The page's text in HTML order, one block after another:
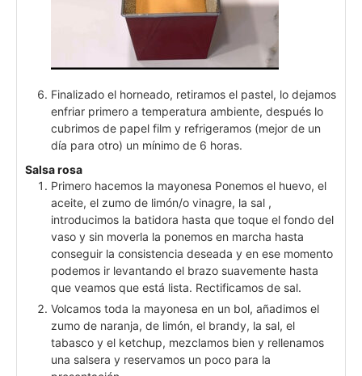
Finalizado el horneado, retiramos el pastel, lo dejamos
enfriar primero a temperatura ambiente, después lo
cubrimos de papel film y refrigeramos (mejor de un
día para otro) un mínimo de 6 horas.
Salsa rosa
Primero hacemos la mayonesa Ponemos el huevo, el
aceite, el zumo de limón/o vinagre, la sal ,
introducimos la batidora hasta que toque el fondo del
vaso y sin moverla la ponemos en marcha hasta
conseguir la consistencia deseada y en ese momento
podemos ir levantando el brazo suavemente hasta
que veamos que está lista. Rectificamos de sal.
Volcamos toda la mayonesa en un bol, añadimos el
zumo de naranja, de limón, el brandy, la sal, el
tabasco y el ketchup, mezclamos bien y rellenamos
una salsera y reservamos un poco para la